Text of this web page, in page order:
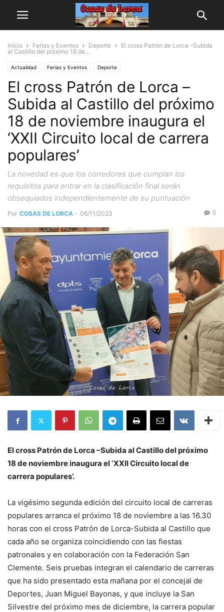
Inicio Ferias y Eventos Deporte
El cross Patrón de Lorca –Subida
al Castillo del próximo 18 de...
Actualidad Ferias y Eventos Deporte
El cross Patrón de Lorca –
Subida al Castillo del próximo
18 de noviembre inaugura el
‘XXII Circuito local de carrera
populares’
La novedad es que los corredores que cumplan los
requisitos para entrar en la clasificación final serán
obsequiados independientemente de su puntuación
Por COSAS DE LORCA - 06/11/2023 0
El cross Patrón de Lorca –Subida al Castillo del próximo
18 de noviembre inaugura el ‘XXII Circuito local de
carrera populares’.
La vigésimo segunda edición del circuito local de carreras
populares arranca el próximo 18 de noviembre a las 16.30
horas con el cross Patrón de Lorca-Subida al Castillo que
cada año se organiza coincidiendo con las fiestas
patronales y en colaboración con la Federación San
Clemente. Seis pruebas integran el calendario de carreras
que ha sido presentado esta mañana por el concejal de
Deportes, Juan Miguel Bayonas, y que incluye la San
Silvestre del próximo mes de diciembre, la carrera popular